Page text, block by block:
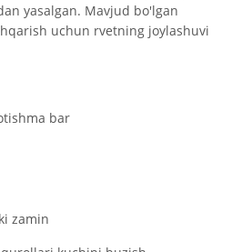
yasalgan. Mavjud bo'lgan
uchun rvetning joylashuvi
bar
zamin